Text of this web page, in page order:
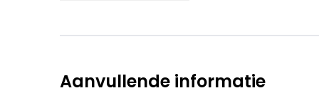
Aanvullende informatie